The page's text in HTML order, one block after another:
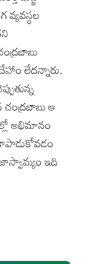
వ్యవస్థల
లేదన్నారు.
చంద్రబాబు ఆ
అభిమానం
ఇది